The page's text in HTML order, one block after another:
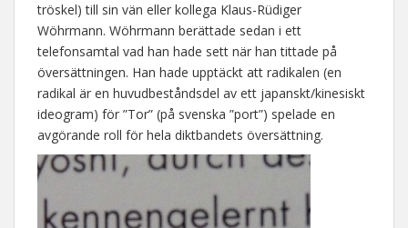
tröskel) till sin vän eller kollega Klaus-Rüdiger
Wöhrmann. Wöhrmann berättade sedan i ett
telefonsamtal vad han hade sett när han tittade på
översättningen. Han hade upptäckt att radikalen (en
radikal är en huvudbeståndsdel av ett japanskt/kinesiskt
ideogram) för ”Tor” (på svenska ”port”) spelade en
avgörande roll för hela diktbandets översättning.